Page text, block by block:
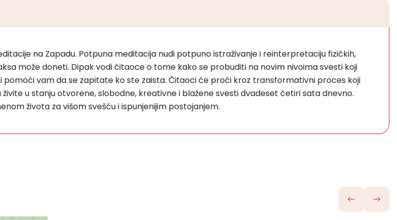
na Zapadu. Potpuna meditacija nudi potpuno istraživanje i reinterpretaciju fizičkih,
može doneti. Dipak vodi čitaoce o tome kako se probuditi na novim nivoima svesti koji
pomoći vam da se zapitate ko ste zaista. Čitaoci će proći kroz transformativni proces koji
u stanju otvorene, slobodne, kreativne i blažene svesti dvadeset četiri sata dnevno.
života za višom svešću i ispunjenijim postojanjem.